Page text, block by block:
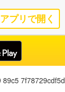
アプリで開く